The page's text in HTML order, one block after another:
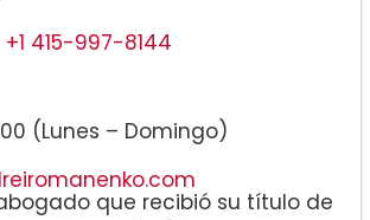
+1 415-997-8144
(Lunes – Domingo)
que recibió su título de